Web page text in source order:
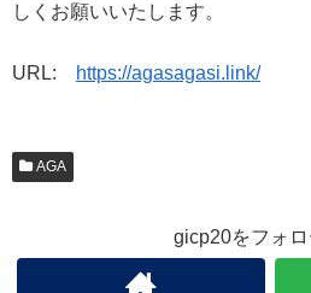
しくお願いいたします。
URL: https://agasagasi.link/
AGA
gicp20をフォロ